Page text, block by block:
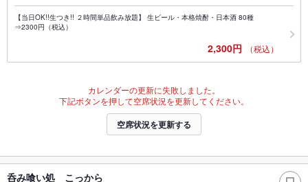
【当日OK!!生つき!! ２時間単品飲み放題】 生ビール・本格焼酎・日本酒 80種
⇒2300円（税込）
2,300円 （税込）
カレンダーの更新に失敗しました。
下記ボタンを押して空席状況を更新してください。
空席状況を更新する
呑み喰い処 こっから